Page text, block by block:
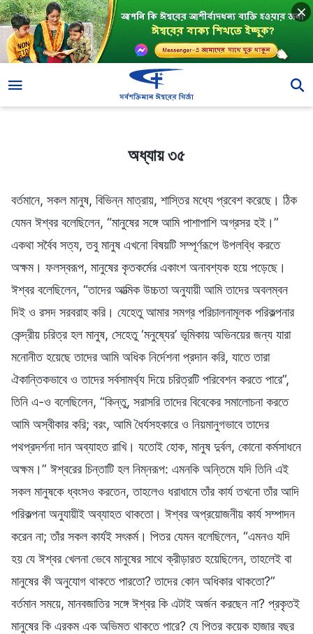
অধ্যায় ৩৫
বর্তমানে, সকল মানুষ, বিভিন্ন মাত্রায়, শাস্তির মধ্যে প্রবেশ করেছে। ঠিক
যেমন ঈশ্বর বলেছিলেন, “মানুষের সঙ্গে আমি পাশাপাশি অগ্রসর হই।”
একথা সর্বৈব সত্য, তবু মানুষ এখনো বিষয়টি সম্পূর্ণরূপে উপলব্ধি করতে
অক্ষম। ফলস্বরূপ, মানুষের কৃতকর্মের একাংশ অনাবশ্যক হয়ে পড়েছে।
ঈশ্বর বলেছিলেন, “তাদের আত্মিক উচ্চতা অনুযায়ী আমি তাদের অবলম্বন
দিই ও রসদ সরবরাহ করি। যেহেতু আমার সমগ্র পরিচালনামূলক পরিকল্পনার
কেন্দ্রীয় চরিত্র হল মানুষ, সেহেতু ‘মনুষ্যের’ ভূমিকায় অভিনয়ের জন্য যারা
মনোনীত হয়েছে তাদের আমি অধিক নির্দেশনা প্রদান করি, যাতে তারা
ঐকান্তিকভাবে ও তাদের সর্বসামর্থ্য দিয়ে চরিত্রটি পরিবেশন করতে পারে”,
তিনি এ-ও বলেছিলেন, “কিন্তু, সরাসরি তাদের বিবেকের সমালোচনা করতে
আমি অস্বীকার করি; বরং, আমি ধৈর্যসহকারে ও নিয়মানুগভাবে তাদের
পথপ্রদর্শনা দান অব্যাহত রাখি। যতোই হোক, মানুষ দুর্বল, কোনো কর্মসাধনে
অক্ষম।” ঈশ্বরের চিন্তাটি হল নিম্নরূপ: এমনকি অন্তিমে যদি তিনি এই
সকল মানুষকে ধ্বংসও করতেন, তাহলেও ধরাধামে তাঁর কার্য তখনো তাঁর আদি
পরিকল্পনা অনুযায়ীই অব্যাহত থাকতো। ঈশ্বর অপ্রয়োজনীয় কার্য সম্পাদন
করেন না; তাঁর সকল কার্যই সৎকর্ম। পিতর যেমন বলেছিলেন, “এমনও যদি
হয় যে ঈশ্বর খেলনা ভেবে মানুষের সাথে ক্রীড়ারত হয়েছিলেন, তাহলেই বা
মানুষের কী অনুযোগ থাকতে পারতো? তাদের কোন অধিকার থাকতো?”
বর্তমান সময়ে, মানবজাতির সঙ্গে ঈশ্বর কি এটাই অর্জন করছেন না? প্রকৃতই
মানুষের কি এরকম এক অভিমত থাকতে পারে? যে পিতর কয়েক হাজার বছর